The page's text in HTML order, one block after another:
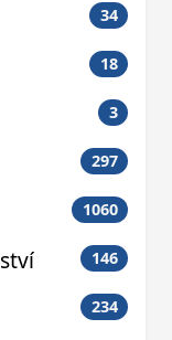
34
18
3
297
1060
146
234